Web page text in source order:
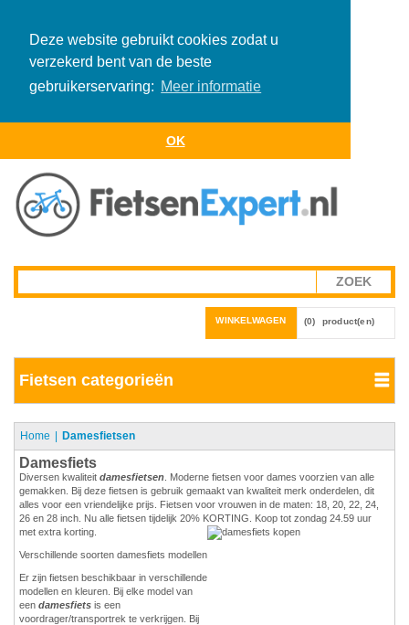
Deze website gebruikt cookies zodat u
verzekerd bent van de beste
gebruikerservaring: Meer informatie
OK
WINKELWAGEN (0) product(en)
Fietsen categorieën
Home Damesfietsen
Damesfiets
Diversen kwaliteit damesfietsen . Moderne fietsen voor dames voorzien van alle
gemakken. Bij deze fietsen is gebruik gemaakt van kwaliteit merk onderdelen, dit
alles voor een vriendelijke prijs. Fietsen voor vrouwen in de maten: 18, 20, 22, 24,
26 en 28 inch. Nu alle fietsen tijdelijk 20% KORTING. Koop tot zondag 24.59 uur
met extra korting.
Verschillende soorten damesfiets modellen
Er zijn fietsen beschikbaar in verschillende
modellen en kleuren. Bij elke model van
een damesfiets is een
voordrager/transportrek te verkrijgen. Bij